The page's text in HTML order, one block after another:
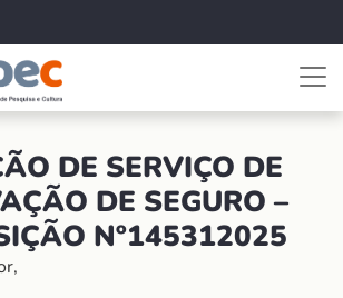
DE SERVIÇO DE
DE SEGURO –
Nº145312025